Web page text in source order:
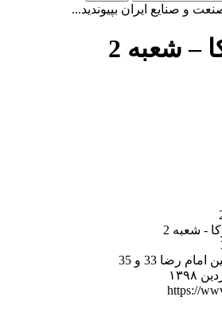
و صنایع ایران بپیوندید...
– شعبه 2
- شعبه 2
رضا 33 و 35
https://